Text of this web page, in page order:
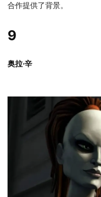
合作提供了背景。
9
奥拉·辛